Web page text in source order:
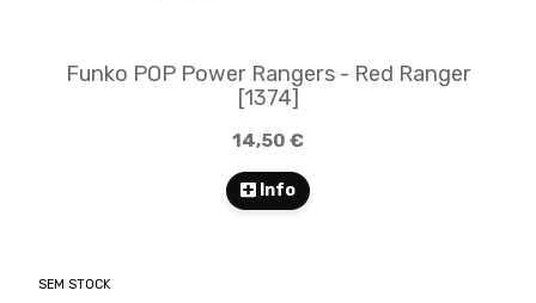
Funko POP Power Rangers - Red Ranger
[1374]
14,50 €
Info
SEM STOCK